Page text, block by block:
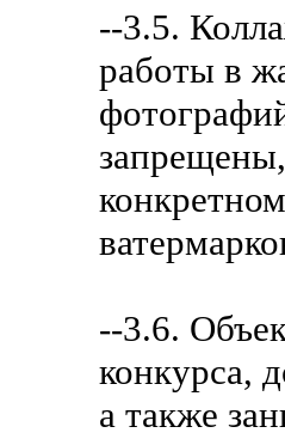
--3.5.
работы в
--3.6.
конкурса,
а также